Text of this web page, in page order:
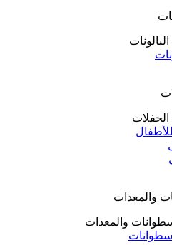
للأطفال
والمعدات
والمعدات